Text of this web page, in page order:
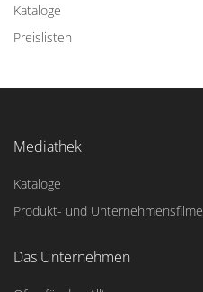
Kataloge
Preislisten
Mediathek
Kataloge
Produkt- und Unternehmensfilme
Das Unternehmen